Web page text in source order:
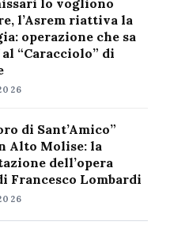
lo vogliono
l’Asrem riattiva la
operazione che sa
“Caracciolo” di
di Sant’Amico”
Alto Molise: la
dell’opera
Francesco Lombardi